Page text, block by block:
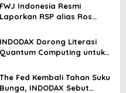
FWJ Indonesia Resmi
Laporkan RSP alias Ros
INDODAX Dorong Literasi
Quantum Computing untuk
Blockchain
The Fed Kembali Tahan Suku
Bunga, INDODAX Sebut